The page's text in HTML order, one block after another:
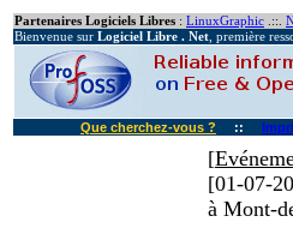
Partenaires Logiciels Libres : LinuxGraphic .::.
Bienvenue sur Logiciel Libre . Net , première
Que cherchez-vous ? ::
[
[01-07-
à Mont-